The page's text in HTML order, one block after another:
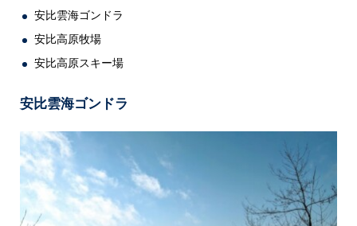
安比雲海ゴンドラ
安比高原牧場
安比高原スキー場
安比雲海ゴンドラ